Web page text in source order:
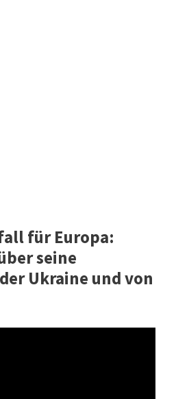
für Europa:
seine
Ukraine und von